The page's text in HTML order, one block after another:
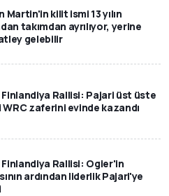
Martin'in kilit ismi 13 yılın
takımdan ayrılıyor, yerine
gelebilir
Finlandiya Rallisi: Pajari üst üste
zaferini evinde kazandı
Finlandiya Rallisi: Ogier'in
ardından liderlik Pajari'ye